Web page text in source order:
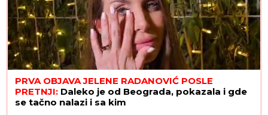
PRVA OBJAVA JELENE RADANOVIĆ POSLE
PRETNJI: Daleko je od Beograda, pokazala i gde
se tačno nalazi i sa kim